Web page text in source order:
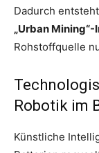
Dadurch
„Urban
Rohstoffquelle
Robotik im
Künstliche